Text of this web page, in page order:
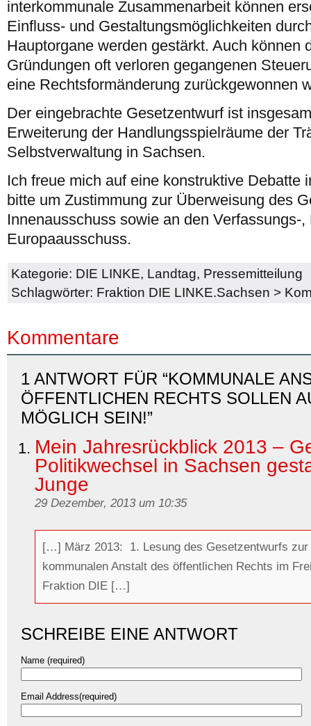
interkommunale Zusammenarbeit können
Einfluss- und Gestaltungsmöglichkeiten
Hauptorgane werden gestärkt. Auch können
Gründungen oft verloren gegangenen
eine Rechtsformänderung zurückgewonnen
Der eingebrachte Gesetzentwurf ist
Erweiterung der Handlungsspielräume der
Selbstverwaltung in Sachsen.
Ich freue mich auf eine konstruktive Debatte
bitte um Zustimmung zur Überweisung des
Innenausschuss sowie an den Verfassungs-,
Europaausschuss.
Kategorie: DIE LINKE, Landtag, Pressemitteilung
Schlagwörter: Fraktion DIE LINKE.Sachsen >
Kommentare
1 ANTWORT FÜR “KOMMUNALE
ÖFFENTLICHEN RECHTS SOLLEN
MÖGLICH SEIN!”
Mein Jahresrückblick 2013 –
Politikwechsel in Sachsen
Junge
29 Dezember, 2013 um 10:35
[…] März 2013: 1. Lesung des Gesetzentwurfs zur
kommunalen Anstalt des öffentlichen Rechts im
Fraktion DIE […]
SCHREIBE EINE ANTWORT
Name (required)
Email Address(required)